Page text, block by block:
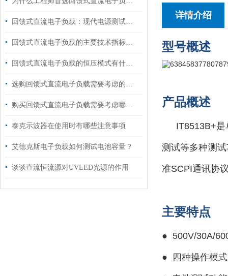
回馈式直流电子负载：现代电源测试与调试的得力助手
回馈式直流电子负载的主要技术指标说明
回馈式直流电子负载的恒压模式有什么用途?
选购回馈式直流电子负载需要考虑的九大要素
购买回馈式直流电子负载需要考虑哪些要素？
泰克示波器在使用时有哪些注意事项
艾德克斯电子负载如何测试电池容量？
谈谈直流恒流源对UVLED光源的作用
详情介绍
型号概述
产品概述
IT8513B+
测试等多种测
准SCPI通讯协
主要特点
● 500V/30A/
● 四种操作模